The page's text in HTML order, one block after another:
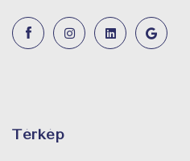
Térkép